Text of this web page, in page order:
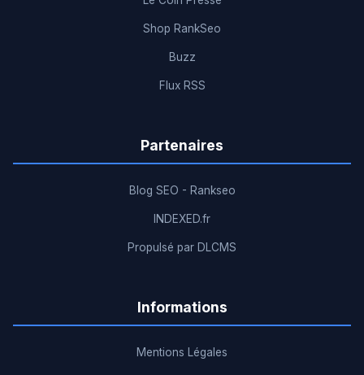
Shop RankSeo
Buzz
Flux RSS
Partenaires
Blog SEO - Rankseo
INDEXED.fr
Propulsé par DLCMS
Informations
Mentions Légales